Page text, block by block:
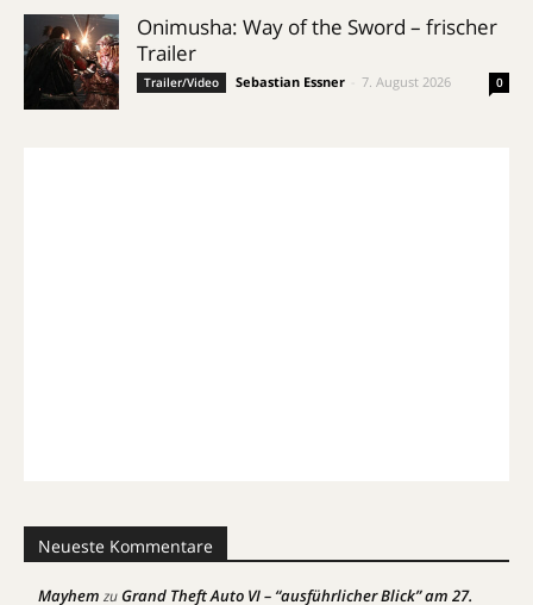
Onimusha: Way of the Sword – frischer
Trailer
Trailer/Video Sebastian Essner 7. August 2026 0
Neueste Kommentare
Mayhem zuGrand Theft Auto VI – “ausführlicher Blick” am 27.